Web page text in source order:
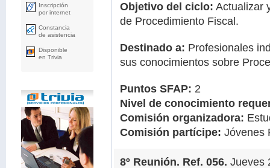
Inscripción
por internet
Constancia
de asistencia
Disponible
en Trivia
Objetivo del ciclo: Actualizar
de Procedimiento Fiscal.
Destinado a: Profesionales
sus conocimientos sobre
Puntos SFAP: 2
Nivel de conocimiento
Comisión organizadora:
Comisión partícipe: Jóvenes
8º Reunión. Ref. 056. Jueves